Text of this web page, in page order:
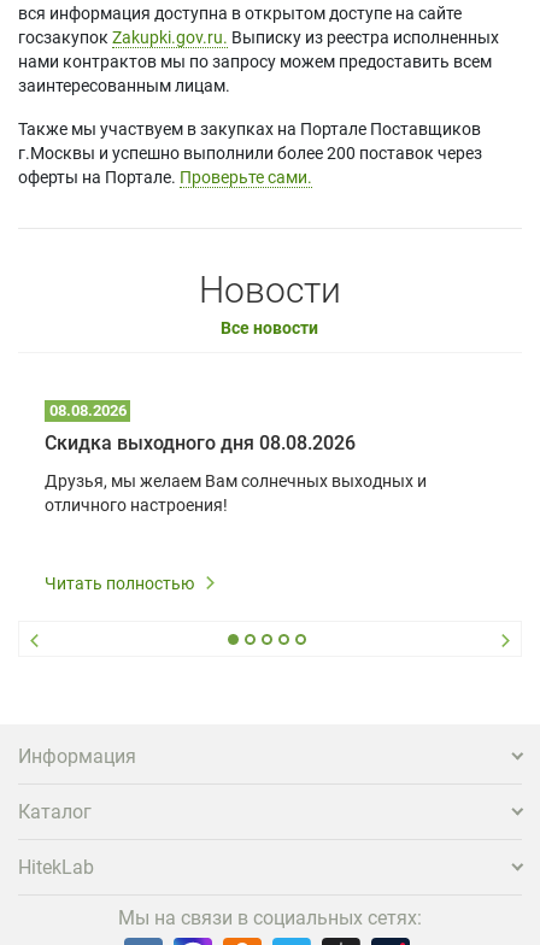
вся информация доступна в открытом доступе на сайте
госзакупок Zakupki.gov.ru. Выписку из реестра исполненных
нами контрактов мы по запросу можем предоставить всем
заинтересованным лицам.
Также мы участвуем в закупках на Портале Поставщиков
г.Москвы и успешно выполнили более 200 поставок через
оферты на Портале. Проверьте сами.
Новости
Все новости
08.08.2026
Скидка выходного дня 08.08.2026
Друзья, мы желаем Вам солнечных выходных и
отличного настроения!
Читать полностью
Информация
Каталог
HitekLab
Мы на связи в социальных сетях: